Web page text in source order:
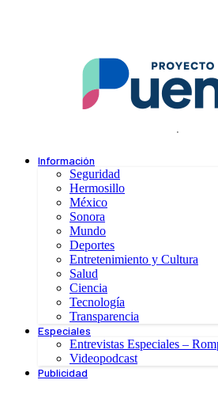
.
Información
Seguridad
Hermosillo
México
Sonora
Mundo
Deportes
Entretenimiento y Cultura
Salud
Ciencia
Tecnología
Transparencia
Especiales
Entrevistas Especiales –
Videopodcast
Publicidad